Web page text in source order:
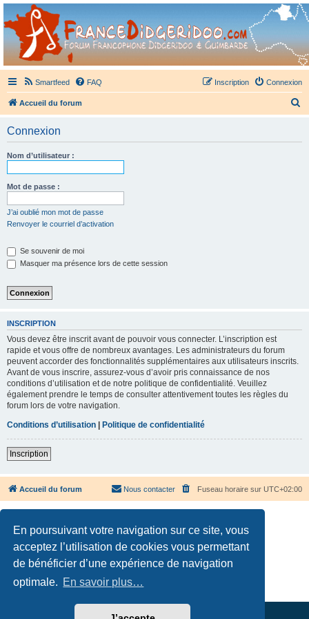
En poursuivant votre navigation sur ce site, vous
acceptez l’utilisation de cookies vous permettant
de bénéficier d’une expérience de navigation
optimale. En savoir plus…
France Didgeridoo
Didgeridoo et Guimbarde sur France Didgeridoo - retrouvez la communauté.
Smartfeed FAQ Connexion
Inscription
Accueil du forum
Connexion
Nom d’utilisateur :
Mot de passe :
J’ai oublié mon mot de passe
Renvoyer le courriel d’activation
Se souvenir de moi
Masquer ma présence lors de cette session
INSCRIPTION
Vous devez être inscrit avant de pouvoir vous connecter. L’inscription est
rapide et vous offre de nombreux avantages. Les administrateurs du forum
peuvent accorder des fonctionnalités supplémentaires aux utilisateurs inscrits.
Avant de vous inscrire, assurez-vous d’avoir pris connaissance de nos
conditions d’utilisation et de notre politique de confidentialité. Veuillez
également prendre le temps de consulter attentivement toutes les règles du
forum lors de votre navigation.
Conditions d’utilisation
Politique de confidentialité
Inscription
Accueil du forum Fuseau horaire sur UTC+02:00
Nous contacter
Développé parphpBB® Forum Software © phpBB Limited
Confidentialité